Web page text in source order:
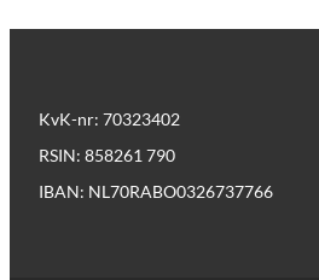
KvK-nr: 70323402
RSIN: 858261 790
IBAN: NL70RABO0326737766